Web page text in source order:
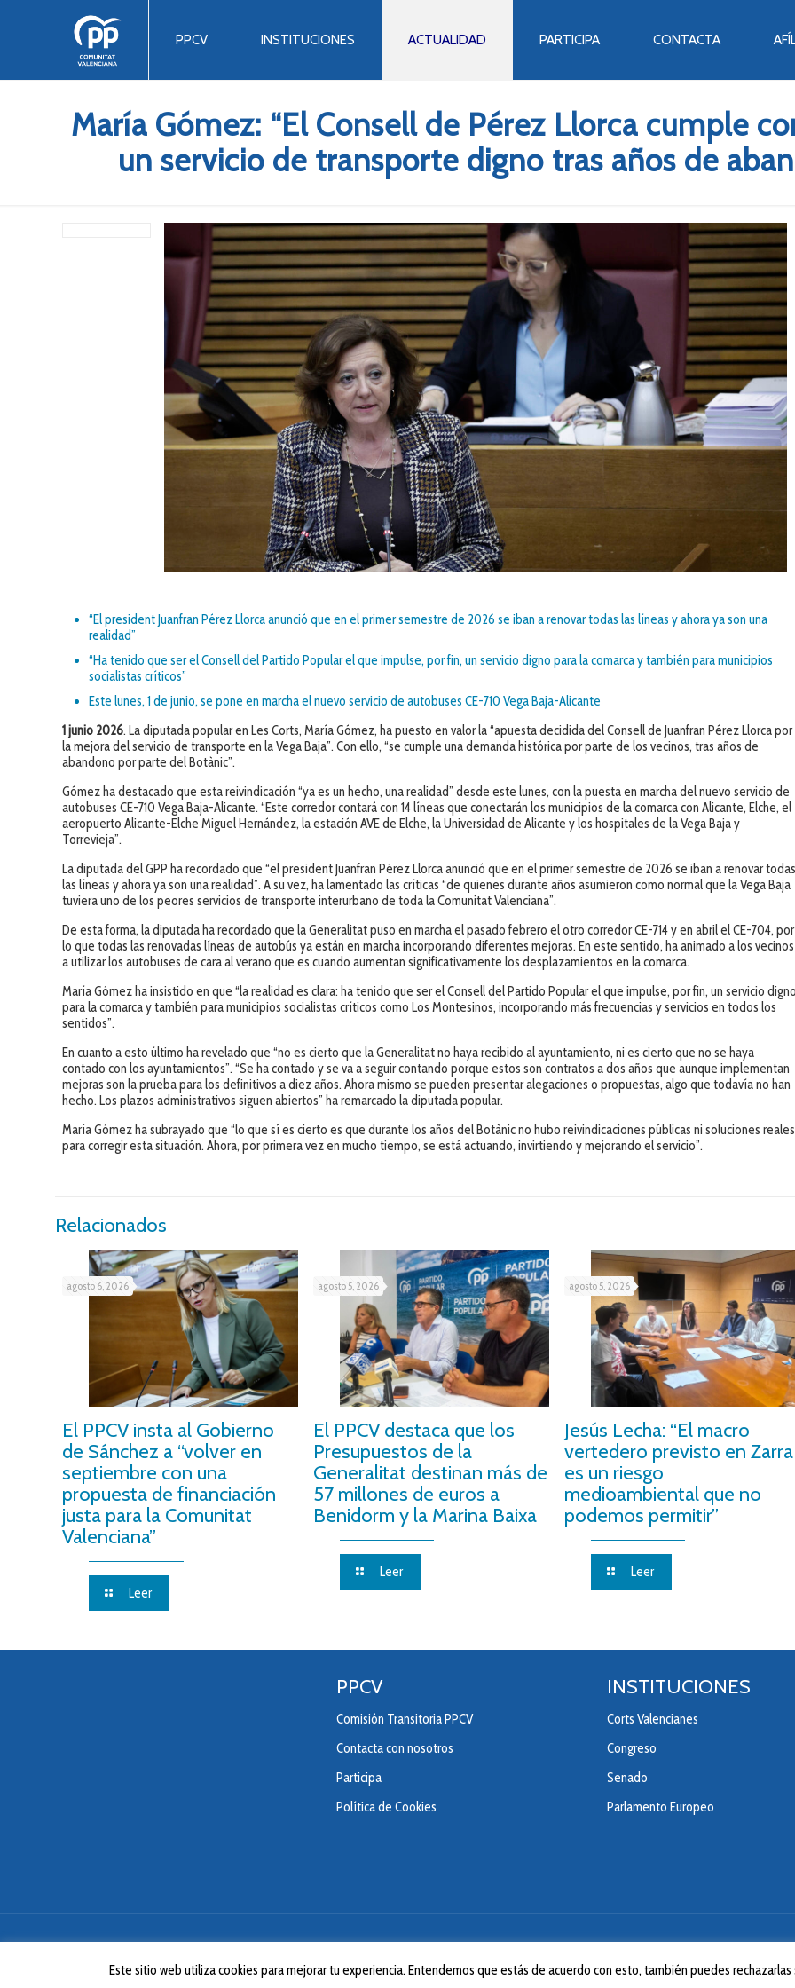
PPCV INSTITUCIONES ACTUALIDAD PARTICIPA CONTACTA
María Gómez: “El Consell de Pérez Llorca cumple
un servicio de transporte digno tras años de
“El president Juanfran Pérez Llorca anunció que en el primer semestre de 2026 se iban a renovar todas las líneas y ahora ya son una
realidad”
“Ha tenido que ser el Consell del Partido Popular el que impulse, por fin, un servicio digno para la comarca y también para municipios
socialistas críticos”
Este lunes, 1 de junio, se pone en marcha el nuevo servicio de autobuses CE-710 Vega Baja-Alicante
1 junio 2026. La diputada popular en Les Corts, María Gómez, ha puesto en valor la “apuesta decidida del Consell de Juanfran Pérez Llorca por
la mejora del servicio de transporte en la Vega Baja”. Con ello, “se cumple una demanda histórica por parte de los vecinos, tras años de
abandono por parte del Botànic”.
Gómez ha destacado que esta reivindicación “ya es un hecho, una realidad” desde este lunes, con la puesta en marcha del nuevo servicio de
autobuses CE-710 Vega Baja-Alicante. “Este corredor contará con 14 líneas que conectarán los municipios de la comarca con Alicante, Elche, el
aeropuerto Alicante-Elche Miguel Hernández, la estación AVE de Elche, la Universidad de Alicante y los hospitales de la Vega Baja y
Torrevieja”.
La diputada del GPP ha recordado que “el president Juanfran Pérez Llorca anunció que en el primer semestre de 2026 se iban a renovar todas
las líneas y ahora ya son una realidad”. A su vez, ha lamentado las críticas “de quienes durante años asumieron como normal que la Vega Baja
tuviera uno de los peores servicios de transporte interurbano de toda la Comunitat Valenciana”.
De esta forma, la diputada ha recordado que la Generalitat puso en marcha el pasado febrero el otro corredor CE-714 y en abril el CE-704, por
lo que todas las renovadas líneas de autobús ya están en marcha incorporando diferentes mejoras. En este sentido, ha animado a los vecinos
a utilizar los autobuses de cara al verano que es cuando aumentan significativamente los desplazamientos en la comarca.
María Gómez ha insistido en que “la realidad es clara: ha tenido que ser el Consell del Partido Popular el que impulse, por fin, un servicio digno
para la comarca y también para municipios socialistas críticos como Los Montesinos, incorporando más frecuencias y servicios en todos los
sentidos”.
En cuanto a esto último ha revelado que “no es cierto que la Generalitat no haya recibido al ayuntamiento, ni es cierto que no se haya
contado con los ayuntamientos”. “Se ha contado y se va a seguir contando porque estos son contratos a dos años que aunque implementan
mejoras son la prueba para los definitivos a diez años. Ahora mismo se pueden presentar alegaciones o propuestas, algo que todavía no han
hecho. Los plazos administrativos siguen abiertos” ha remarcado la diputada popular.
María Gómez ha subrayado que “lo que sí es cierto es que durante los años del Botànic no hubo reivindicaciones públicas ni soluciones reales
para corregir esta situación. Ahora, por primera vez en mucho tiempo, se está actuando, invirtiendo y mejorando el servicio”.
Relacionados
agosto 6, 2026
El PPCV insta al Gobierno
de Sánchez a “volver en
septiembre con una
propuesta de financiación
justa para la Comunitat
Valenciana”
Leer
agosto 5, 2026
El PPCV destaca que los
Presupuestos de la
Generalitat destinan más de
57 millones de euros a
Benidorm y la Marina Baixa
Leer
agosto 5, 2026
Jesús Lecha: “El macro
vertedero previsto en Zarra
es un riesgo
medioambiental que no
podemos permitir”
Leer
PPCV
Comisión Transitoria PPCV
Contacta con nosotros
Participa
Política de Cookies
INSTITUCIONES
Corts Valencianes
Congreso
Senado
Parlamento Europeo
Este sitio web utiliza cookies para mejorar tu experiencia. Entendemos que estás de acuerdo con esto, también puedes rechazarlas